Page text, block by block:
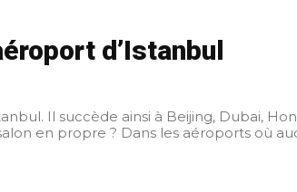
d’Istanbul
Il succède ainsi à Beijing, Dubai,